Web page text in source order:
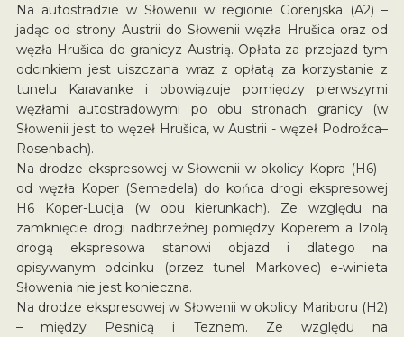
Na autostradzie w Słowenii w regionie Gorenjska (A2) –
jadąc od strony Austrii do Słowenii węzła Hrušica oraz od
węzła Hrušica do granicyz Austrią. Opłata za przejazd tym
odcinkiem jest uiszczana wraz z opłatą za korzystanie z
tunelu Karavanke i obowiązuje pomiędzy pierwszymi
węzłami autostradowymi po obu stronach granicy (w
Słowenii jest to węzeł Hrušica, w Austrii - węzeł Podrožca–
Rosenbach).
Na drodze ekspresowej w Słowenii w okolicy Kopra (H6) –
od węzła Koper (Semedela) do końca drogi ekspresowej
H6 Koper-Lucija (w obu kierunkach). Ze względu na
zamknięcie drogi nadbrzeżnej pomiędzy Koperem a Izolą
drogą ekspresowa stanowi objazd i dlatego na
opisywanym odcinku (przez tunel Markovec) e-winieta
Słowenia nie jest konieczna.
Na drodze ekspresowej w Słowenii w okolicy Mariboru (H2)
– między Pesnicą i Teznem. Ze względu na